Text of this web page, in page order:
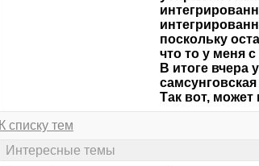
поскольку
что то у меня
В итоге вчера
Так вот, может
К списку тем
Интересные темы